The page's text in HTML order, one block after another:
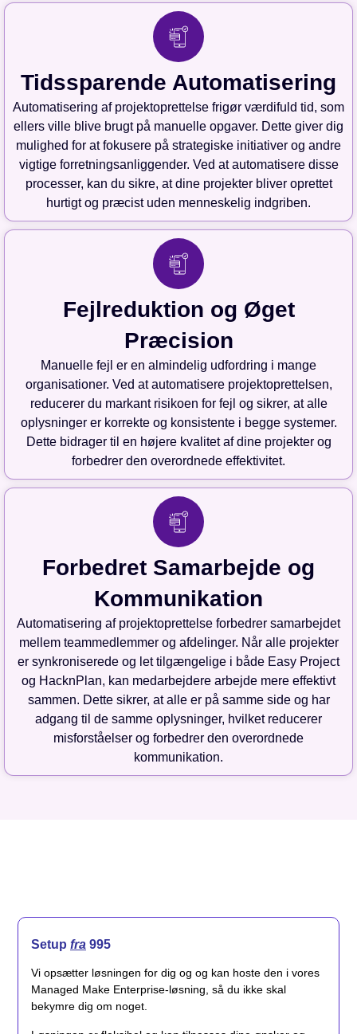
Tidssparende Automatisering
Automatisering af projektoprettelse frigør værdifuld tid, som
ellers ville blive brugt på manuelle opgaver. Dette giver dig
mulighed for at fokusere på strategiske initiativer og andre
vigtige forretningsanliggender. Ved at automatisere disse
processer, kan du sikre, at dine projekter bliver oprettet
hurtigt og præcist uden menneskelig indgriben.
Fejlreduktion og Øget
Præcision
Manuelle fejl er en almindelig udfordring i mange
organisationer. Ved at automatisere projektoprettelsen,
reducerer du markant risikoen for fejl og sikrer, at alle
oplysninger er korrekte og konsistente i begge systemer.
Dette bidrager til en højere kvalitet af dine projekter og
forbedrer den overordnede effektivitet.
Forbedret Samarbejde og
Kommunikation
Automatisering af projektoprettelse forbedrer samarbejdet
mellem teammedlemmer og afdelinger. Når alle projekter
er synkroniserede og let tilgængelige i både Easy Project
og HacknPlan, kan medarbejdere arbejde mere effektivt
sammen. Dette sikrer, at alle er på samme side og har
adgang til de samme oplysninger, hvilket reducerer
misforståelser og forbedrer den overordnede
kommunikation.
Setup fra 995
Vi opsætter løsningen for dig og og kan hoste den i vores
Managed Make Enterprise-løsning, så du ikke skal
bekymre dig om noget.